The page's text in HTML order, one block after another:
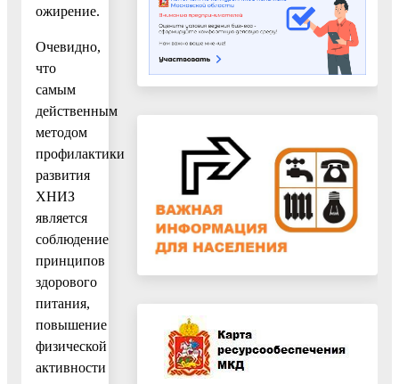
ожирение.
Очевидно,
что
самым
действенным
методом
профилактики
развития
ХНИЗ
является
соблюдение
принципов
здорового
питания,
повышение
физической
активности